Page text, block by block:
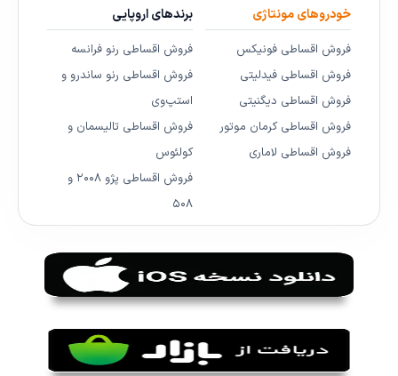
خودروهای مونتاژی
فروش اقساطی فونیکس
فروش اقساطی فیدلیتی
فروش اقساطی دیگنیتی
فروش اقساطی کرمان موتور
فروش اقساطی لاماری
برندهای اروپایی
فروش اقساطی رنو فرانسه
فروش اقساطی رنو ساندرو و
استپ‌وی
فروش اقساطی تالیسمان و
کولئوس
فروش اقساطی پژو ۲۰۰۸ و
۵۰۸